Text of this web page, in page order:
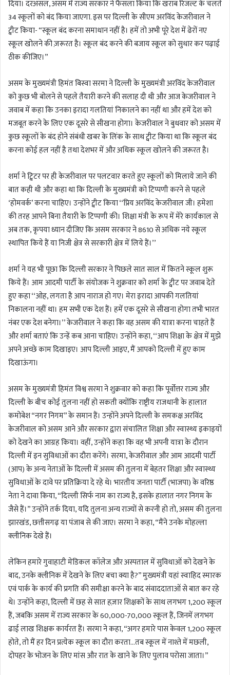
दिया। दरअसल, असम में राज्य सरकार ने फैसला किया कि खराब रिजल्ट के चलते
34 स्कूलों को बंद किया जाएगा. इस पर दिल्ली के सीएम अरविंद केजरीवाल ने
ट्वीट किया- “स्कूल बंद करना समाधान नहीं है। हमें तो अभी पूरे देश में ढेरों नए
स्कूल खोलने की ज़रूरत है। स्कूल बंद करने की बजाय स्कूल को सुधार कर पढ़ाई
ठीक कीजिए।”
असम के मुख्यमंत्री हिमंत बिस्वा सरमा ने दिल्ली के मुख्यमंत्री अरविंद केजरीवाल
को कुछ भी बोलने से पहले तैयारी करने की सलाह दी थी और आज केजरीवाल ने
जवाब में कहा कि उनका इरादा गलतियां निकालने का नहीं था और हमें देश को
मजबूत करने के लिए एक दूसरे से सीखना होगा। केजरीवाल ने बुधवार को असम में
कुछ स्कूलों के बंद होने संबंधी खबर के लिंक के साथ ट्वीट किया था कि स्कूल बंद
करना कोई हल नहीं है तथा देशभर में और अधिक स्कूल खोलने की जरूरत है।
शर्मा ने ट्विटर पर ही केजरीवाल पर पलटवार करते हुए स्कूलों को मिलाये जाने की
बात कही थी और कहा था कि दिल्ली के मुख्यमंत्री को टिप्पणी करने से पहले
‘होमवर्क’ करना चाहिए। उन्होंने ट्वीट किया ‘‘प्रिय अरविंद केजरीवाल जी। हमेशा
की तरह आपने बिना तैयारी के टिप्पणी की। शिक्षा मंत्री के रूप में मेरे कार्यकाल से
अब तक, कृपया ध्यान दीजिए कि असम सरकार ने 8610 से अधिक नये स्कूल
स्थापित किये हैं या निजी क्षेत्र से सरकारी क्षेत्र में लिये हैं।’’
शर्मा ने यह भी पूछा कि दिल्ली सरकार ने पिछले सात साल में कितने स्कूल शुरू
किये हैं। आम आदमी पार्टी के संयोजक ने शुक्रवार को शर्मा के ट्वीट पर जवाब देते
हुए कहा ‘‘ओह, लगता है आप नाराज हो गए। मेरा इरादा आपकी गलतियां
निकालना नहीं था। हम सभी एक देश हैं। हमें एक दूसरे से सीखना होगा तभी भारत
नंबर एक देश बनेगा।’’ केजरीवाल ने कहा कि वह असम की यात्रा करना चाहते हैं
और शर्मा बताएं कि उन्हें कब आना चाहिए। उन्होंने कहा, ‘‘आप शिक्षा के क्षेत्र में मुझे
अपने अच्छे काम दिखाइए। आप दिल्ली आइए, मैं आपको दिल्ली में हुए काम
दिखाऊंगा।
असम के मुख्यमंत्री हिमंत विश्व सरमा ने शुक्रवार को कहा कि पूर्वोत्तर राज्य और
दिल्ली के बीच कोई तुलना नहीं हो सकती क्योंकि राष्ट्रीय राजधानी के हालात
कमोबेश “नगर निगम” के समान हैं। उन्होंने अपने दिल्ली के समकक्ष अरविंद
केजरीवाल को असम आने और सरकार द्वारा संचालित शिक्षा और स्वास्थ्य इकाइयों
को देखने का आग्रह किया। वहीं, उन्होंने कहा कि वह भी अपनी यात्रा के दौरान
दिल्ली में इन सुविधाओं का दौरा करेंगे। सरमा, केजरीवाल और आम आदमी पार्टी
(आप) के अन्य नेताओं के दिल्ली में असम की तुलना में बेहतर शिक्षा और स्वास्थ्य
सुविधाओं के दावे पर प्रतिक्रिया दे रहे थे। भारतीय जनता पार्टी (भाजपा) के वरिष्ठ
नेता ने दावा किया, “दिल्ली सिर्फ नाम का राज्य है, इसके हालात नगर निगम के
जैसे हैं।” उन्होंने तर्क दिया, यदि तुलना अन्य राज्यों से करनी हो तो, असम की तुलना
झारखंड, छत्तीसगढ़ या पंजाब से की जाए। सरमा ने कहा, “मैंने उनके मोहल्ला
क्लीनिक देखे हैं।
लेकिन हमारे गुवाहाटी मेडिकल कॉलेज और अस्पताल में सुविधाओं को देखने के
बाद, उनके क्लीनिक में देखने के लिए बचा क्या है?” मुख्यमंत्री यहां स्वाहिद स्मारक
एवं पार्क के कार्य की प्रगति की समीक्षा करने के बाद संवाददाताओं से बात कर रहे
थे। उन्होंने कहा, दिल्ली में छह से सात हज़ार शिक्षकों के साथ लगभग 1,200 स्कूल
हैं, जबकि असम में राज्य सरकार के 60,000-70,000 स्कूल हैं, जिनमें लगभग
ढाई लाख शिक्षक कार्यरत हैं। सरमा ने कहा, “अगर हमारे पास केवल 1,200 स्कूल
होते, तो मैं हर दिन प्रत्येक स्कूल का दौरा करता…तब स्कूल में नाश्ते में मछली,
दोपहर के भोजन के लिए मांस और रात के खाने के लिए पुलाव परोसा जाता।”